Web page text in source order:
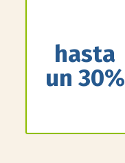
hasta
un 30%